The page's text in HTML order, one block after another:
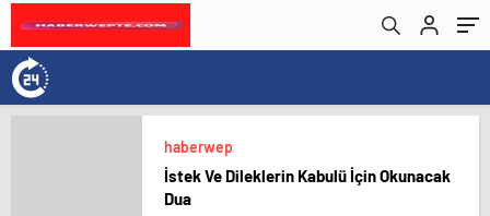
haberwep
İstek Ve Dileklerin Kabulü İçin Okunacak
Dua